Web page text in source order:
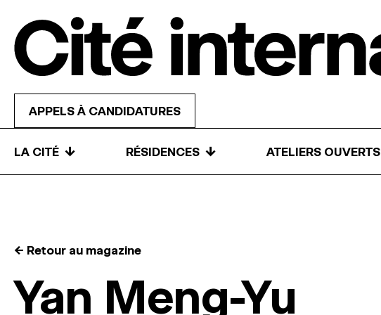
APPELS À CANDIDATURES
LA CITÉ ↓ RÉSIDENCES ↓ ATELIERS OUVERTS
← Retour au magazine
Yan Meng-Yu